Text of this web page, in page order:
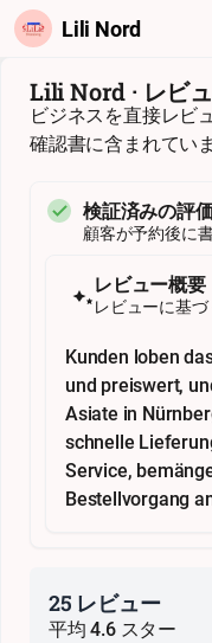
Lili Nord
Lili Nord · レビ
ビジネスを直接レビ
確認書に含まれてい
検証済みの評
顧客が予約後に
レビュー概要
レビューに基
Kunden loben
und preiswert,
Asiate in
schnelle
Service,
Bestellvorgang
25 レビュー
平均 4.6 スター